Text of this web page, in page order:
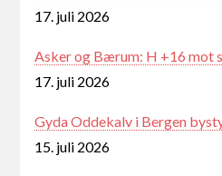
17. juli 2026
Asker og Bærum: H +16 mot
17. juli 2026
Gyda Oddekalv i Bergen
15. juli 2026